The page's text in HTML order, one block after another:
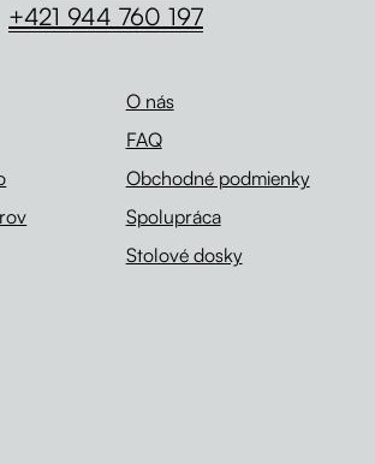
O nás
FAQ
Obchodné podmienky
Spolupráca
Stolové dosky
+421 944 760 197